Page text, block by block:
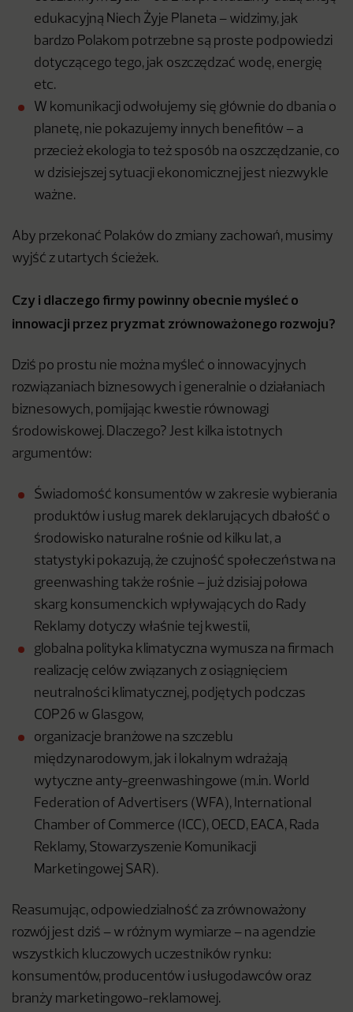
edukacyjną Niech Żyje Planeta – widzimy, jak
bardzo Polakom potrzebne są proste podpowiedzi
dotyczącego tego, jak oszczędzać wodę, energię
etc.
W komunikacji odwołujemy się głównie do dbania o
planetę, nie pokazujemy innych benefitów – a
przecież ekologia to też sposób na oszczędzanie, co
w dzisiejszej sytuacji ekonomicznej jest niezwykle
ważne.
Aby przekonać Polaków do zmiany zachowań, musimy
wyjść z utartych ścieżek.
Czy i dlaczego firmy powinny obecnie myśleć o
innowacji przez pryzmat zrównoważonego rozwoju?
Dziś po prostu nie można myśleć o innowacyjnych
rozwiązaniach biznesowych i generalnie o działaniach
biznesowych, pomijając kwestie równowagi
środowiskowej. Dlaczego? Jest kilka istotnych
argumentów:
Świadomość konsumentów w zakresie wybierania
produktów i usług marek deklarujących dbałość o
środowisko naturalne rośnie od kilku lat, a
statystyki pokazują, że czujność społeczeństwa na
greenwashing także rośnie – już dzisiaj połowa
skarg konsumenckich wpływających do Rady
Reklamy dotyczy właśnie tej kwestii,
globalna polityka klimatyczna wymusza na firmach
realizację celów związanych z osiągnięciem
neutralności klimatycznej, podjętych podczas
COP26 w Glasgow,
organizacje branżowe na szczeblu
międzynarodowym, jak i lokalnym wdrażają
wytyczne anty-greenwashingowe (m.in. World
Federation of Advertisers (WFA), International
Chamber of Commerce (ICC), OECD, EACA, Rada
Reklamy, Stowarzyszenie Komunikacji
Marketingowej SAR).
Reasumując, odpowiedzialność za zrównoważony
rozwój jest dziś – w różnym wymiarze – na agendzie
wszystkich kluczowych uczestników rynku:
konsumentów, producentów i usługodawców oraz
branży marketingowo-reklamowej.